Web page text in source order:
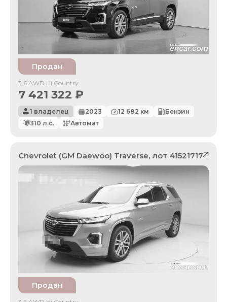
Продан
3.6 AWD Hi Country
7 421 322 ₽
1 владелец 2023 12 682 км
Бензин
310 л.с. Автомат
Chevrolet (GM Daewoo) Traverse, лот 41521717
Продан